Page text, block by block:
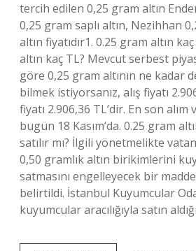
tercih edilen 0,25 gram altın
0,25 gram saplı altın, Nezihhan
altın fiyatıdır1. 0.25 gram altın
altın kaç TL? Mevcut serbest
göre 0,25 gram altının ne kadar
bilmek istiyorsanız, alış fiyatı
fiyatı 2.906,36 TL’dir. En son alım
bugün 18 Kasım’da. 0.25 gram
satılır mı? İlgili yönetmelikte
0,50 gramlık altın birikimlerini
satmasını engelleyecek bir
belirtildi. İstanbul Kuyumcular
kuyumcular aracılığıyla satın